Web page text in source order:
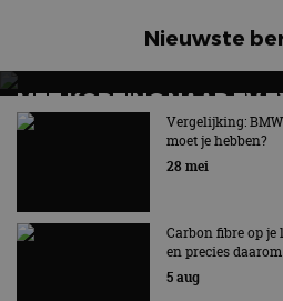
Nieuwste
MET KORTING NAAR EV
AUTORAI REGELT HET!
EV Experience 2026 van 24 tot
Vergelijking:
moet je hebben?
28 mei
Carbon fibre op
en precies
5 aug